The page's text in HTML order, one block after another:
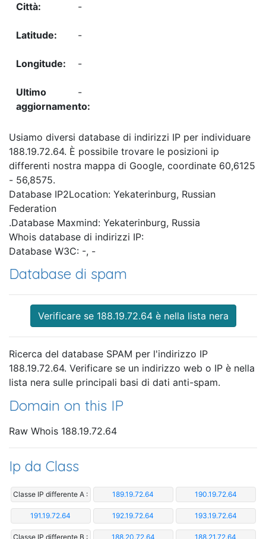
-
-
-
-
Usiamo diversi database di indirizzi IP per individuare
188.19.72.64. È possibile trovare le posizioni ip
differenti nostra mappa di Google, coordinate 60,6125
- 56,8575.
Database IP2Location: Yekaterinburg, Russian
Federation
.Database Maxmind: Yekaterinburg, Russia
Whois database di indirizzi IP:
Database W3C: -, -
Database di spam
Verificare se 188.19.72.64 è nella lista nera
Ricerca del database SPAM per l'indirizzo IP
188.19.72.64. Verificare se un indirizzo web o IP è nella
lista nera sulle principali basi di dati anti-spam.
Domain on this IP
Raw Whois 188.19.72.64
Ip da Class
Classe IP differente A : 189.19.72.64 190.19.72.64
191.19.72.64 192.19.72.64 193.19.72.64
Classe IP differente B : 188.20.72.64 188.21.72.64